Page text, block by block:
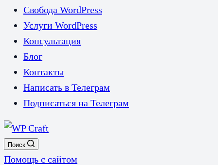
Свобода WordPress
Услуги WordPress
Консультация
Блог
Контакты
Написать в Телеграм
Подписаться на Телеграм
Поиск
Помощь с сайтом